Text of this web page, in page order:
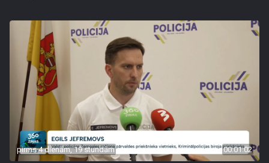
pirms 4 dienām, 19 stundām 00:01:02